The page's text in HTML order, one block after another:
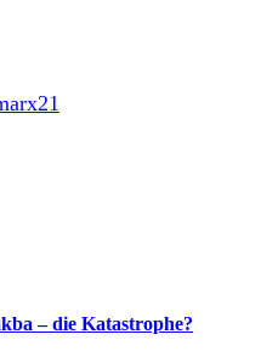
– die Katastrophe?